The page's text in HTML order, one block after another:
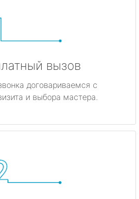
вызов
договариваемся с
и выбора мастера.